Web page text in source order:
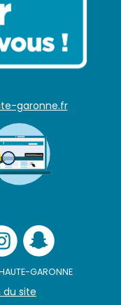
garonne.fr
GARONNE
du site